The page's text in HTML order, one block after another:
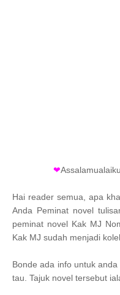
❤
Hai reader semua, apa
Anda Peminat novel
peminat novel Kak MJ
Kak MJ sudah menjadi
Bonde ada info untuk
tau. Tajuk novel tersebut